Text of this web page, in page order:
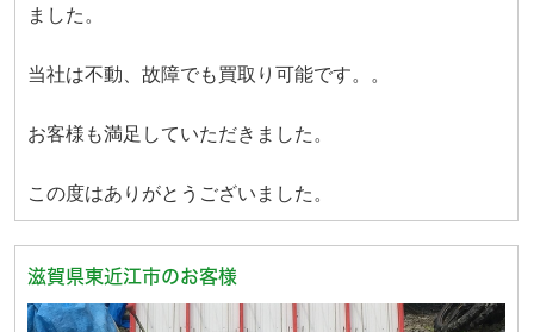
ました。
当社は不動、故障でも買取り可能です。。
お客様も満足していただきました。
この度はありがとうございました。
滋賀県東近江市のお客様